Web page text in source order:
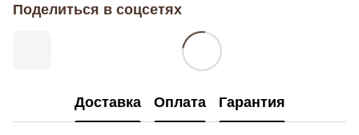
Поделиться в соцсетях
Доставка Оплата Гарантия